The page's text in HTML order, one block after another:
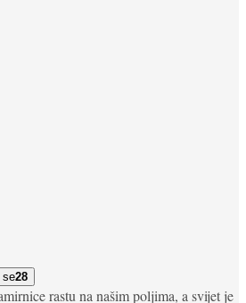
se28
rastu na našim poljima, a svijet je